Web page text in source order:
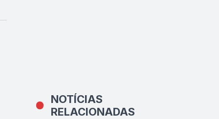
NOTÍCIAS
RELACIONADAS